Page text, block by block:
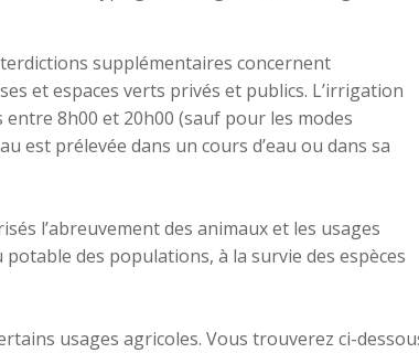
supplémentaires concernent
et espaces verts privés et publics. L’irrigation
8h00 et 20h00 (sauf pour les modes
est prélevée dans un cours d’eau ou dans sa
l’abreuvement des animaux et les usages
des populations, à la survie des espèces
usages agricoles. Vous trouverez ci-